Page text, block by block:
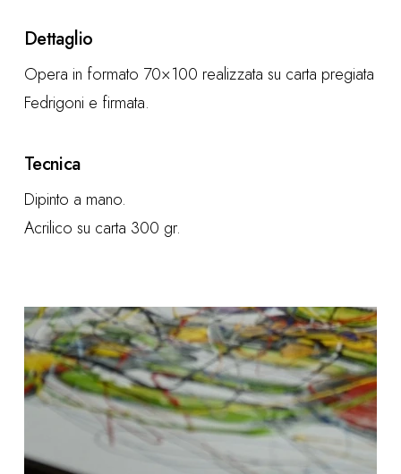
Dettaglio
Opera in formato 70×100 realizzata su carta pregiata
Fedrigoni e firmata.
Tecnica
Dipinto a mano.
Acrilico su carta 300 gr.